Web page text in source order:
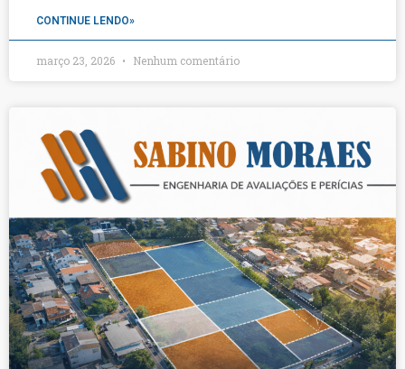
CONTINUE LENDO»
março 23, 2026 Nenhum comentário